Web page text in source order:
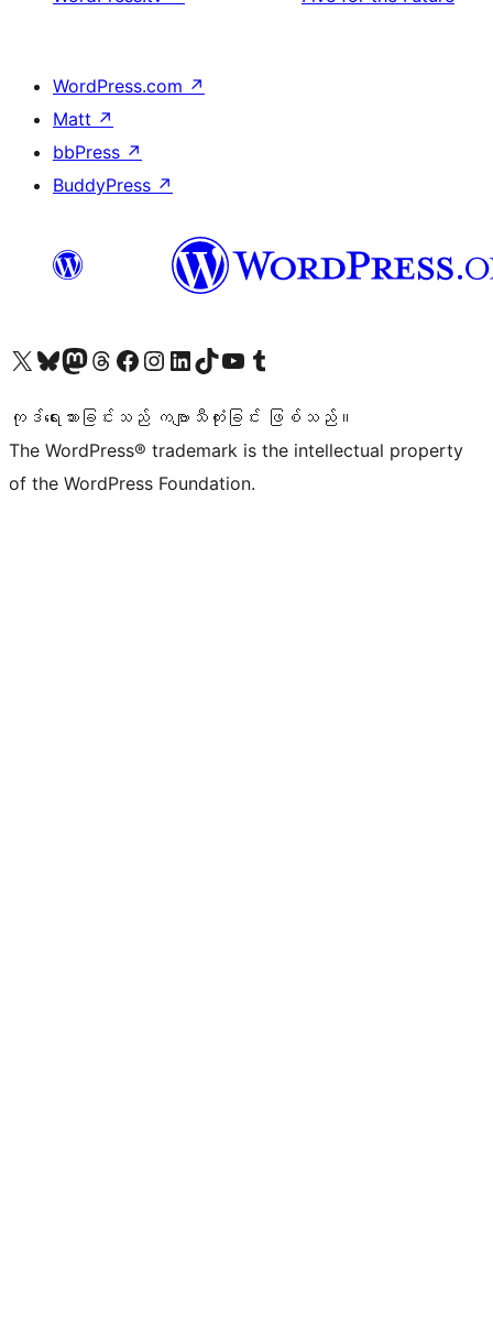
WordPress.com ↗
Matt ↗
bbPress ↗
BuddyPress ↗
ကျွန်ုပ်တို့၏ X (ယခင် Twitter) အကောင့်သို့ သွားရောက်ကြည့်ရှုပါကျွန်ုပ်တို့၏ Bluesky အကောင့်သို့ ဝင်ရောက်ကြည့်ရှုရန်
ကျွန်ုပ်တို့၏ Mastodon အကောင့်သို့ သွားရောက်ကြည့်ရှုပါကျွန်ုပ်တို့၏ Threads အကောင့်သို့ ဝင်ရောက်ကြည့်ရှုရန်
ကျွန်ုပ်တို့၏ Facebook စာမျက်နှာသို့ သွားရောက်ကြည့်ရှုပါကျွန်ုပ်တို့၏ Instagram အကောင့်သို့ သွားရောက်ကြည့်ရှုပါ ကျွန်ုပ်တို့၏ LinkedIn အကောင့်သို့ သွားရောက်ကြည့်ရှုပါကျွန်ုပ်တို့၏ TikTok အကောင့်သို့ ဝင်ရောက်ကြည့်ရှုရန်
ကျွန်ုပ်တို့၏ YouTube ချန်နယ်သို့ သွားရောက်ကြည့်ရှုပါ ကျွန်ုပ်တို့၏ Tumblr အကောင့်သို့ ဝင်ရောက်ကြည့်ရှုရန်
ကုဒ်ရေးသားခြင်းသည် ကဗျာသီကုံးခြင်း ဖြစ်သည်။
The WordPress® trademark is the intellectual property
of the WordPress Foundation.